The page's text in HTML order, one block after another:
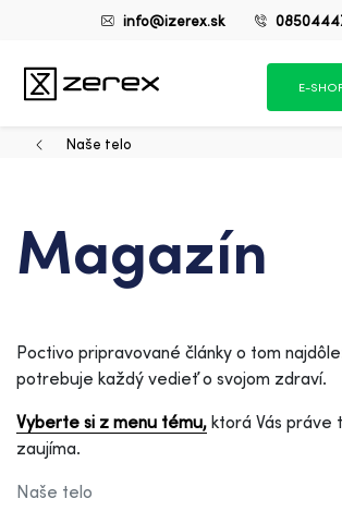
info@izerex.sk
E-
Naše telo
Magazín
Poctivo pripravované články o tom
potrebuje každý vedieť o svojom zdraví.
Vyberte si z menu tému, ktorá Vás práve
zaujíma.
Naše telo